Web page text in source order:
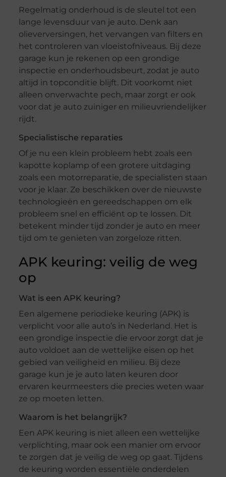
Regelmatig onderhoud is de sleutel tot een
lange levensduur van je auto. Denk aan
olieverversingen, het vervangen van filters en
het controleren van vloeistofniveaus. Bij deze
garage kun je rekenen op een grondige
inspectie en onderhoudsbeurt, zodat je auto
altijd in topconditie blijft. Dit voorkomt niet
alleen onverwachte pech, maar zorgt er ook
voor dat je auto zuiniger en milieuvriendelijker
rijdt.
Specialistische reparaties
Of je nu een klein probleem hebt zoals een
kapotte koplamp of een grotere uitdaging
zoals een motorreparatie, de specialisten staan
voor je klaar. Ze beschikken over de nieuwste
technologieën en gereedschappen om elk
probleem snel en efficiënt op te lossen. Dit
betekent minder tijd zonder je auto en meer
tijd om te genieten van zorgeloze ritten.
APK keuring: veilig de weg
op
Wat is een APK keuring?
Een algemene periodieke keuring (APK) is
verplicht voor alle auto’s in Nederland. Het is
een grondige inspectie die ervoor zorgt dat je
auto voldoet aan de wettelijke eisen op het
gebied van veiligheid en milieu. Bij deze
garage kun je je auto laten keuren door
ervaren keurmeesters die precies weten waar
ze op moeten letten.
Waarom is het belangrijk?
Een APK keuring is niet alleen een wettelijke
verplichting, maar ook een manier om ervoor
te zorgen dat je veilig de weg op gaat. Tijdens
de keuring worden essentiële onderdelen